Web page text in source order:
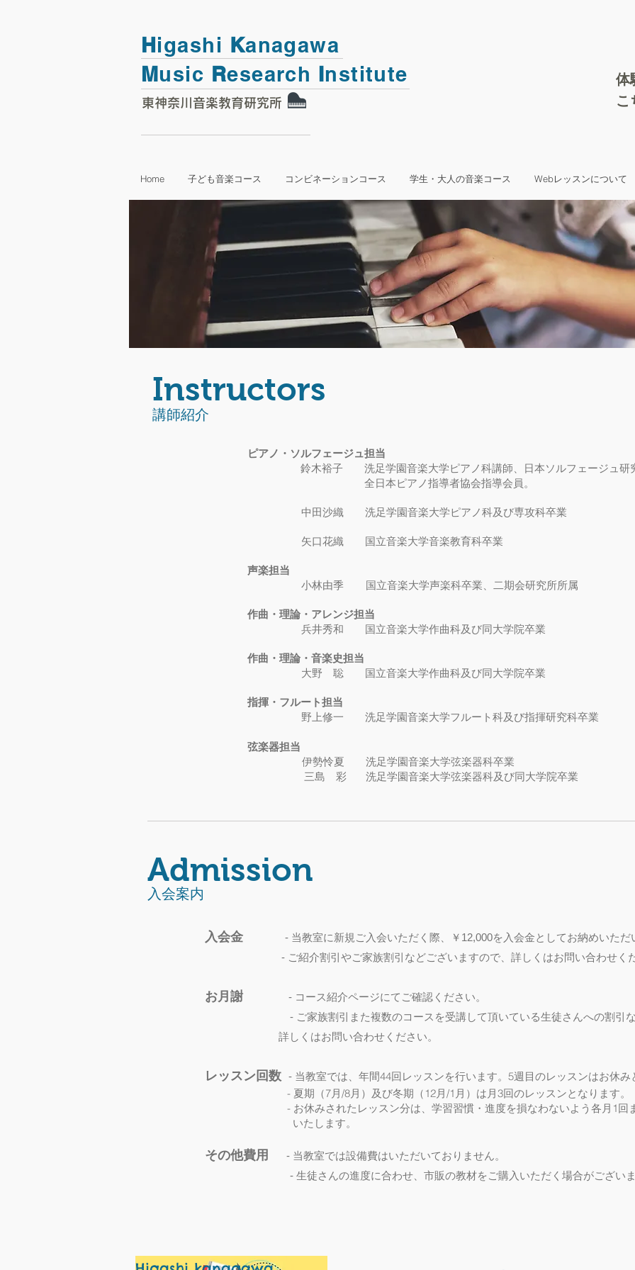
Higashi Kanagawa
Music Research Institute
​東神奈川音楽教育研究所
体
こ
Home 子ども音楽コース コンビネーションコース 学生・大人の音楽コース Webレッスンについて
​講師紹介
Instructors
ピアノ・ソルフェージュ担当
鈴木裕子 洗足学園音楽大学ピアノ科講師、日本ソルフェージュ研
全日本ピアノ指導者協会指導会員。
中田沙織 洗足学園音楽大学ピアノ科及び専攻科卒業
矢口花織 国立音楽大学音楽教育科卒業
声楽担当
小林由季 国立音楽大学声楽科卒業、二期会研究所所属
作曲・理論・アレンジ担当
兵井秀和 国立音楽大学作曲科及び同大学院卒業
作曲・理論・音楽史担当
大野 聡 国立音楽大学作曲科及び同大学院卒業
指揮・フルート担当
野上修一 洗足学園音楽大学フルート科及び指揮研究科卒業
弦楽器担当
伊勢怜夏 洗足学園音楽大学弦楽器科卒業
三島 彩 洗足学園音楽大学弦楽器科及び同大学院卒業
​入会案内
​Admission
入会金 - 当教室に新規ご入会いただく際、￥12,000を入会金としてお納めいただ
- ご紹介割引やご家族割引などございますので、詳しくはお問い合わせくだ
お月謝 - コース紹介ページにてご確認ください。
- ご家族割引また複数のコースを受講して頂いている生徒さんへの割引な
詳しくはお問い合わせください。
レッスン回数 - 当教室では、年間44回レッスンを行います。5週目のレッスンはお休み
- 夏期（7月/8月）及び冬期（12月/1月）は月3回のレッスンとなります。
- お休みされたレッスン分は、学習習慣・進度を損なわないよう各月1回ま
いたします。
その他費用 - 当教室では設備費はいただいておりません。
- 生徒さんの進度に合わせ、市販の教材をご購入 いただく場合がございま